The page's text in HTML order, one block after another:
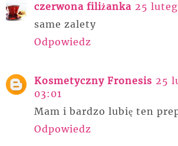
czerwona filiżanka 25
same zalety
Odpowiedz
Kosmetyczny Fronesis 25
03:01
Mam i bardzo lubię ten
Odpowiedz